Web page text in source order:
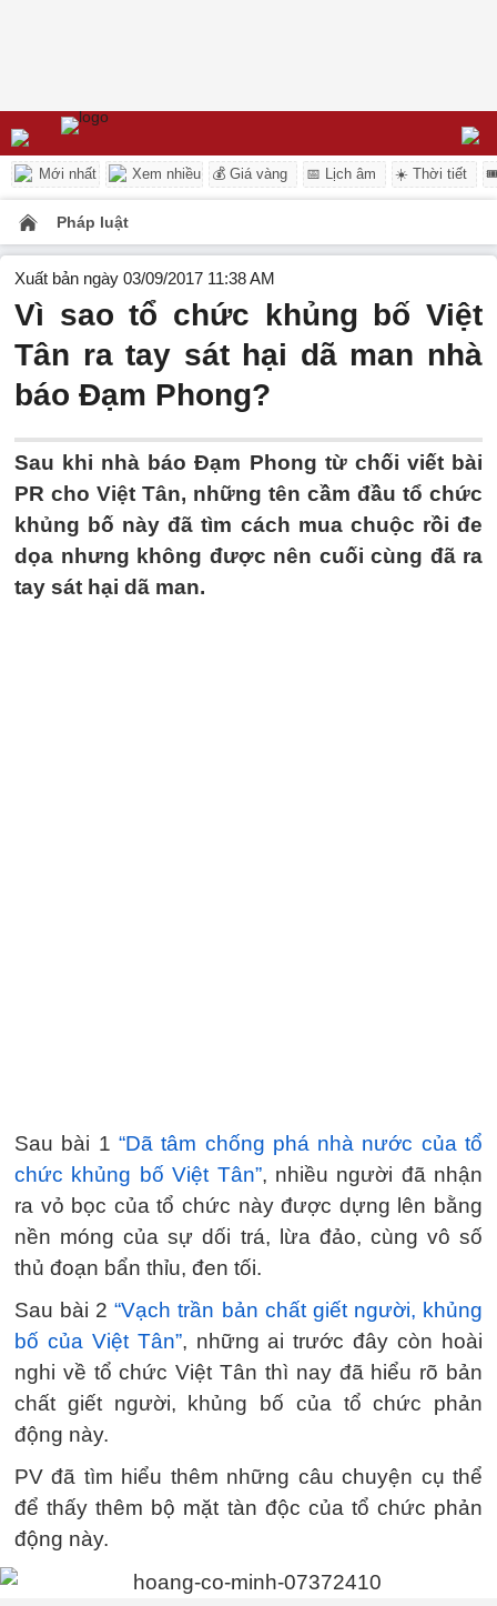
Mới nhất Xem nhiều 💰 Giá vàng 📅 Lịch âm ☀️ Thời tiết
Pháp luật
Xuất bản ngày 03/09/2017 11:38 AM
Vì sao tổ chức khủng bố Việt
Tân ra tay sát hại dã man nhà
báo Đạm Phong?
Sau khi nhà báo Đạm Phong từ chối viết bài
PR cho Việt Tân, những tên cầm đầu tổ chức
khủng bố này đã tìm cách mua chuộc rồi đe
dọa nhưng không được nên cuối cùng đã ra
tay sát hại dã man.
Sau bài 1 “Dã tâm chống phá nhà nước của tổ
chức khủng bố Việt Tân”, nhiều người đã nhận
ra vỏ bọc của tổ chức này được dựng lên bằng
nền móng của sự dối trá, lừa đảo, cùng vô số
thủ đoạn bẩn thỉu, đen tối.
Sau bài 2“Vạch trần bản chất giết người, khủng
bố của Việt Tân”, những ai trước đây còn hoài
nghi về tổ chức Việt Tân thì nay đã hiểu rõ bản
chất giết người, khủng bố của tổ chức phản
động này.
PV đã tìm hiểu thêm những câu chuyện cụ thể
để thấy thêm bộ mặt tàn độc của tổ chức phản
động này.